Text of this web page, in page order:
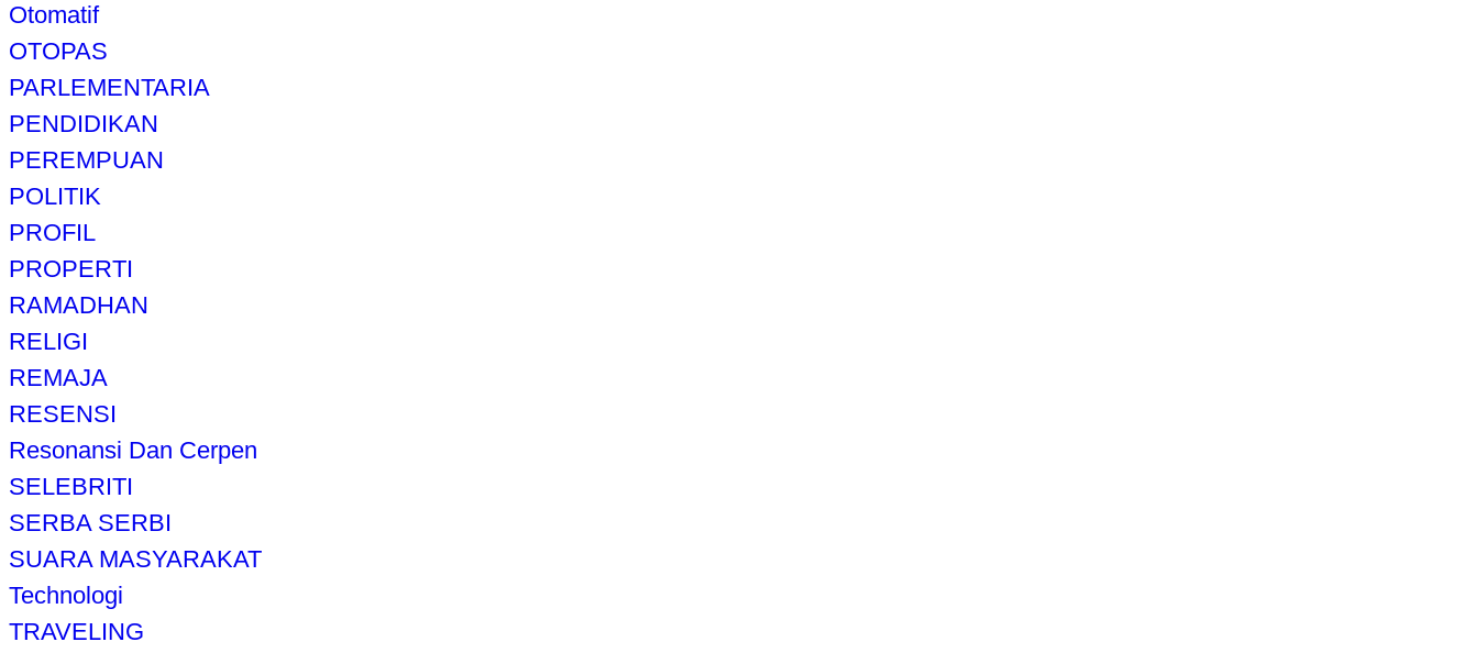
Otomatif
OTOPAS
PARLEMENTARIA
PENDIDIKAN
PEREMPUAN
POLITIK
PROFIL
PROPERTI
RAMADHAN
RELIGI
REMAJA
RESENSI
Resonansi Dan Cerpen
SELEBRITI
SERBA SERBI
SUARA MASYARAKAT
Technologi
TRAVELING